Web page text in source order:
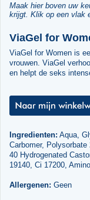
Maak hier boven uw
krijgt. Klik op een vlak
ViaGel for
ViaGel for Women is
vrouwen. ViaGel
en helpt de seks
Ingredienten: Aqua,
Carbomer,
40 Hydrogenated
19140, Ci 17200,
Allergenen: Geen